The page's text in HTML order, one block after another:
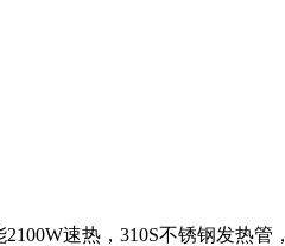
速热，310S不锈钢发热